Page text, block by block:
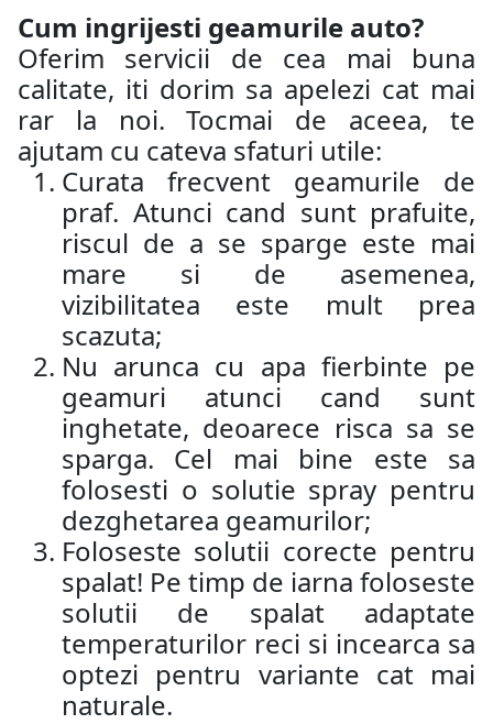
Cum ingrijesti geamurile auto?
Oferim servicii de cea mai buna
calitate, iti dorim sa apelezi cat mai
rar la noi. Tocmai de aceea, te
ajutam cu cateva sfaturi utile:
Curata frecvent geamurile de
praf. Atunci cand sunt prafuite,
riscul de a se sparge este mai
mare si de asemenea,
vizibilitatea este mult prea
scazuta;
Nu arunca cu apa fierbinte pe
geamuri atunci cand sunt
inghetate, deoarece risca sa se
sparga. Cel mai bine este sa
folosesti o solutie spray pentru
dezghetarea geamurilor;
Foloseste solutii corecte pentru
spalat! Pe timp de iarna foloseste
solutii de spalat adaptate
temperaturilor reci si incearca sa
optezi pentru variante cat mai
naturale.